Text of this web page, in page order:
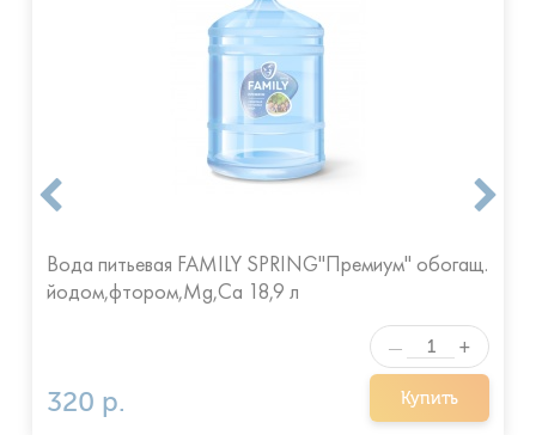
Вода питьевая FAMILY SPRING"Премиум" обогащ.
йодом,фтором,Mg,Ca 18,9 л
320 р. Купить
— +